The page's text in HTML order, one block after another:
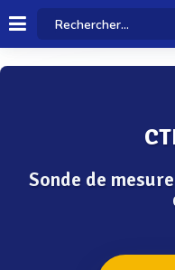
Sonde de